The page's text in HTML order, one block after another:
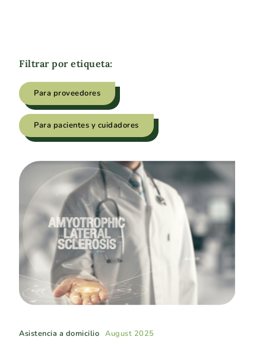
Filtrar por etiqueta:
Para proveedores
Para pacientes y cuidadores
Asistencia a domicilio August 2025